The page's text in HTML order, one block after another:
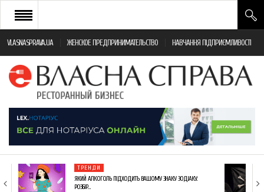
VLASNASPRAVA.UA ЖЕНСКОЕ ПРЕДПРИНИМАТЕЛЬСТВО НАВЧАННЯ ПІДПРИЄМЛИВОСТІ
НОВИНИ РЕСТОРАННОГО БІЗНЕСУ
ЯК ВІДКРИТИ ТА УСПІШНО КЕРУВАТИ
МОНІТОРИНГ ЗАКОНОДАВСТВА
ФРАНЧАЙЗИНГ
ТРЕНДИ
ЯКИЙ АЛКОГОЛЬ ПІДХОДИТЬ ВАШОМУ ЗНАКУ ЗОДІАКУ:
РОЗБІР…